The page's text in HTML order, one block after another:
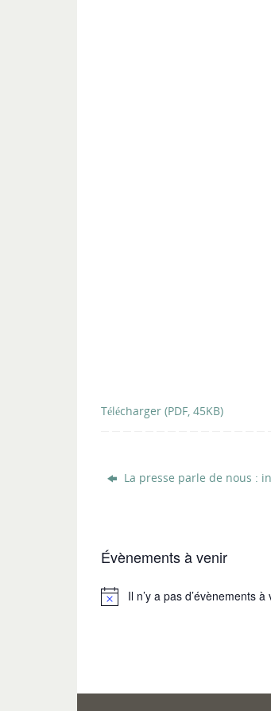
Télécharger (PDF, 45KB)
La presse parle de nous :
Évènements à venir
NoticeIl n’y a pas d’évènements à